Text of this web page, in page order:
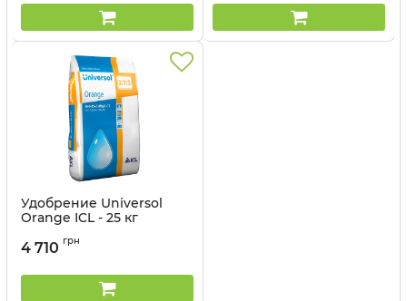
Удобрение Universol
Orange ICL - 25 кг
4 710 грн